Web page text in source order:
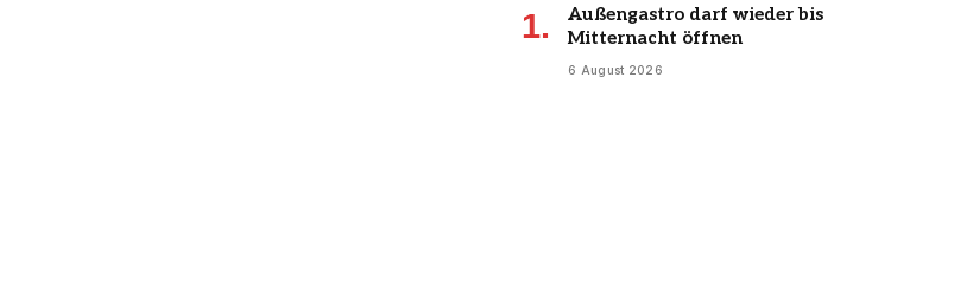
Außengastro darf wieder bis
Mitternacht öffnen
6 August 2026